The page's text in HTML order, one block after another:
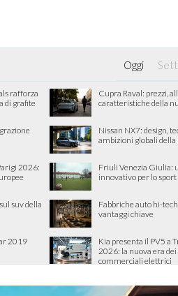
Oggi
rafforza
di grafite
Cupra Raval: prezzi,
caratteristiche della
Nissan NX7: design,
ambizioni globali
2026:
Friuli Venezia Giulia:
innovativo per lo
suv della
Fabbriche auto hi-
vantaggi chiave
2019
Kia presenta il PV5 a
2026: la nuova era dei
commerciali elettrici